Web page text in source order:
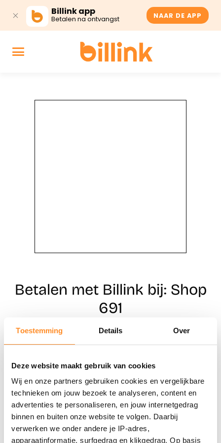
Toestemming Details Over
Deze website maakt gebruik van cookies
Wij en onze partners gebruiken cookies en vergelijkbare
technieken om jouw bezoek te analyseren, content en
advertenties te personaliseren, en jouw internetgedrag
binnen en buiten onze website te volgen. Daarbij
verwerken we onder andere je IP-adres,
apparaatinformatie, surfgedrag en klikgedrag. Op basis
Billink app
Betalen na ontvangst NAAR DE APP
Betalen met Billink bij: Shop
691
Naar winkels